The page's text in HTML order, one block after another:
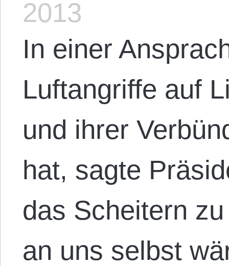
2013
In einer
Luftangriffe auf
und ihrer
hat, sagte
das Scheitern
an uns selbst